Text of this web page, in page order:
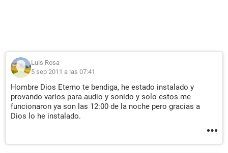
Controller [A-1]
Luis Rosa
5 sep 2011 a las 07:41
Hombre Dios Eterno te bendiga, he estado instalado y
provando varios para audio y sonido y solo estos me
funcionaron ya son las 12:00 de la noche pero gracias a
Dios lo he instalado.